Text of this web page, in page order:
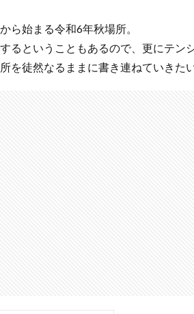
ら始まる令和6年秋場所。
るということもあるので、更にテン
を徒然なるままに書き連ねていきた